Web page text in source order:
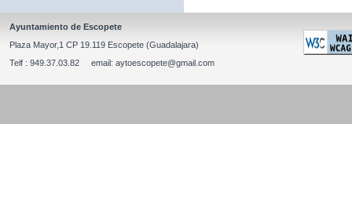
Ayuntamiento de Escopete
Plaza Mayor,1 CP 19.119 Escopete (Guadalajara)
Telf : 949.37.03.82 email: aytoescopete@gmail.com